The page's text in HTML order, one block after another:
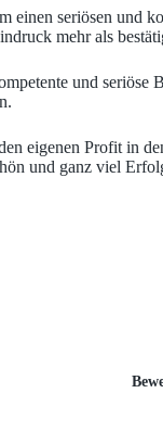
einen seriösen und
mehr als
und
eigenen Profit in
und ganz viel